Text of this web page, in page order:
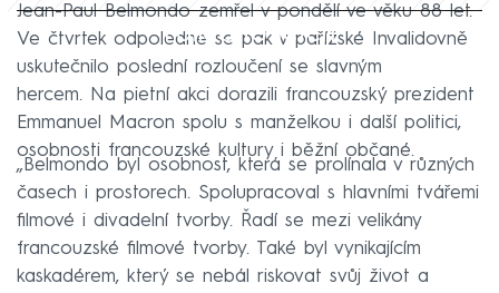
Failed to fetch
Jean-Paul Belmondo zemřel v pondělí ve věku 88 let.
Ve čtvrtek odpoledne se pak v pařížské Invalidovně
uskutečnilo poslední rozloučení se slavným
hercem. Na pietní akci dorazili francouzský prezident
Emmanuel Macron spolu s manželkou i další politici,
osobnosti francouzské kultury i běžní občané.
„Belmondo byl osobnost, která se prolínala v různých
časech i prostorech. Spolupracoval s hlavními tvářemi
filmové i divadelní tvorby. Řadí se mezi velikány
francouzské filmové tvorby. Také byl vynikajícím
kaskadérem, který se nebál riskovat svůj život a